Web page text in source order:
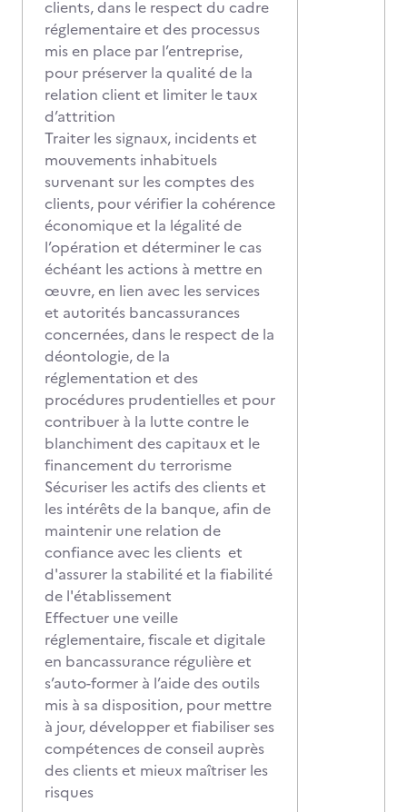
clients, dans le respect du cadre
réglementaire et des processus
mis en place par l’entreprise,
pour préserver la qualité de la
relation client et limiter le taux
d’attrition
Traiter les signaux, incidents et
mouvements inhabituels
survenant sur les comptes des
clients, pour vérifier la cohérence
économique et la légalité de
l’opération et déterminer le cas
échéant les actions à mettre en
œuvre, en lien avec les services
et autorités bancassurances
concernées, dans le respect de la
déontologie, de la
réglementation et des
procédures prudentielles et pour
contribuer à la lutte contre le
blanchiment des capitaux et le
financement du terrorisme
Sécuriser les actifs des clients et
les intérêts de la banque, afin de
maintenir une relation de
confiance avec les clients et
d'assurer la stabilité et la fiabilité
de l'établissement
Effectuer une veille
réglementaire, fiscale et digitale
en bancassurance régulière et
s’auto-former à l’aide des outils
mis à sa disposition, pour mettre
à jour, développer et fiabiliser ses
compétences de conseil auprès
des clients et mieux maîtriser les
risques